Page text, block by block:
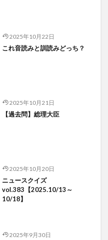
2025年10月22日
これ音読みと訓読みどっち？
2025年10月21日
【過去問】総理大臣
2025年10月20日
ニュースクイズ
vol.383【2025.10/13～
10/18】
2025年9月30日